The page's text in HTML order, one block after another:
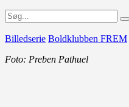
Billedserie Boldklubben FREM
Foto: Preben Pathuel